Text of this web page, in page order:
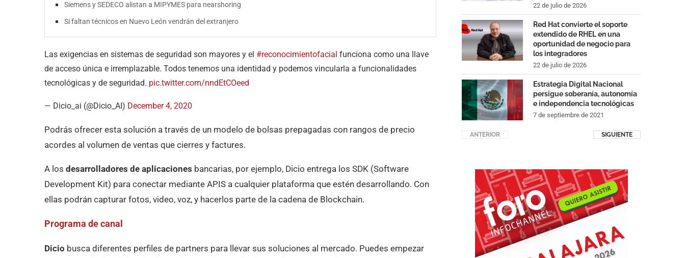
Siemens y SEDECO alistan a MIPYMES para nearshoring
Si faltan técnicos en Nuevo León vendrán del extranjero
Las exigencias en sistemas de seguridad son mayores y el #reconocimientofacial funciona como una llave
de acceso única e irremplazable. Todos tenemos una identidad y podemos vincularla a funcionalidades
tecnológicas y de seguridad. pic.twitter.com/nndEtCOeed
— Dicio_ai (@Dicio_AI) December 4, 2020
Podrás ofrecer esta solución a través de un modelo de bolsas prepagadas con rangos de precio
acordes al volumen de ventas que cierres y factures.
A los desarrolladores de aplicaciones bancarias, por ejemplo, Dicio entrega los SDK (Software
Development Kit) para conectar mediante APIS a cualquier plataforma que estén desarrollando. Con
ellas podrán capturar fotos, video, voz, y hacerlos parte de la cadena de Blockchain.
Programa de canal
Dicio busca diferentes perfiles de partners para llevar sus soluciones al mercado. Puedes empezar
22 de julio de 2026
Red Hat convierte el soporte
extendido de RHEL en una
oportunidad de negocio para
los integradores
22 de julio de 2026
Estrategia Digital Nacional
persigue soberanía, autonomía
e independencia tecnológicas
7 de septiembre de 2021
ANTERIOR SIGUIENTE